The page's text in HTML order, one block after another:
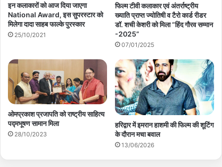
इन कलाकारों को आज दिया जाएगा
National Award, इस सुपरस्टार को
मिलेगा दादा साहब फाल्के पुरस्कार
25/10/2021
फिल्म टीवी कलाकार एवं अंतर्राष्ट्रीय
ख्याति प्राप्त ज्योतिषी व टैरो कार्ड रीडर
डॉ. शची केशरी को मिला “हिंद गौरव सम्मान
-2025”
07/01/2025
ओमप्रकाश प्रजापति को राष्ट्रीय साहित्य
पद्मभूषण सामान मिला
28/10/2023
हरिद्वार में इमरान हाशमी की फिल्म की शूटिंग
के दौरान मचा बवाल
13/06/2026